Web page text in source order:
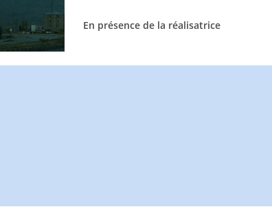
En présence de la réalisatrice